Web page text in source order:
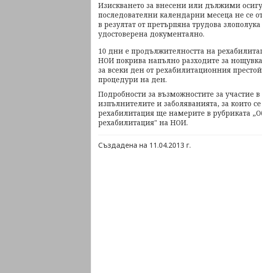
Изискването за внесени или дължими
последователни календарни месеца не се
в резултат от претърпяна трудова
удостоверена документално.
10 дни е продължителността на
НОИ покрива напълно разходите за
за всеки ден от рехабилитационния
процедури на ден.
Подробности за възможностите за участие
изпълнителите и заболяванията, за които
рехабилитация ще намерите в рубриката
рехабилитация" на НОИ.
Създадена на 11.04.2013 г.